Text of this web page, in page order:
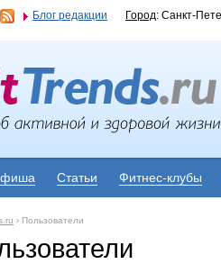
Блог редакции Город: Санкт-
Статьи Фитнес-клубы
› Пользователи